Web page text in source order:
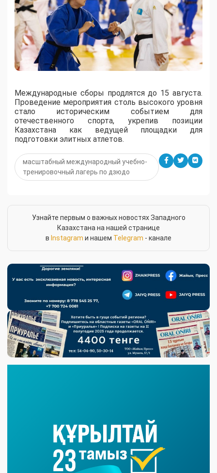
Международные сборы продлятся до 15 августа.
Проведение мероприятия столь высокого уровня
стало историческим событием для
отечественного спорта, укрепив позиции
Казахстана как ведущей площадки для
подготовки элитных атлетов.
масштабный международный учебно-
тренировочный лагерь по дзюдо
Узнайте первым о важных новостях Западного
Казахстана на нашей странице
в Instagram и нашем Telegram - канале